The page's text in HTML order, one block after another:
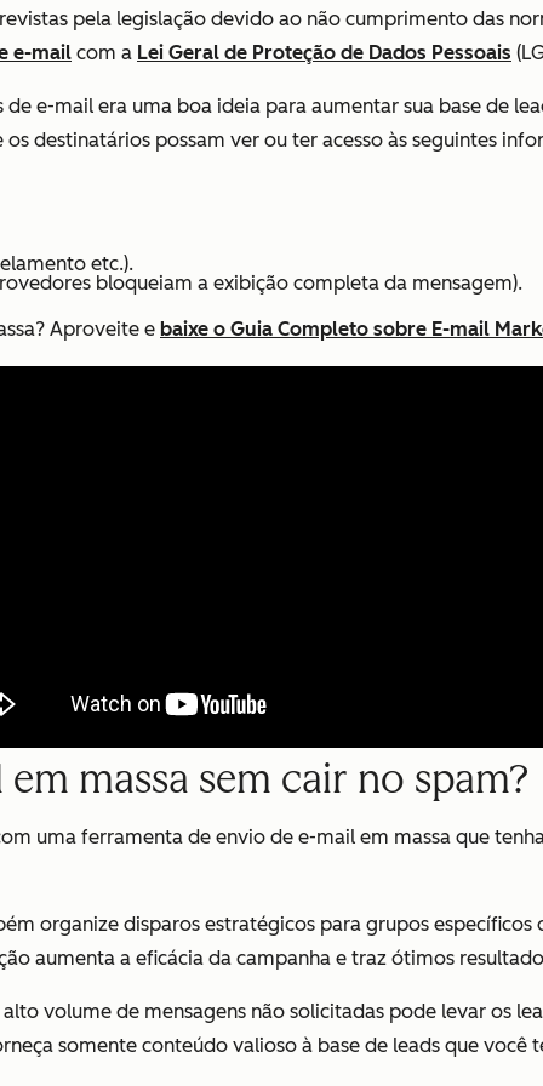
pela legislação devido ao não cumprimento das
e-mail com a Lei Geral de Proteção de Dados Pessoais
e-mail era uma boa ideia para aumentar sua base de
destinatários possam ver ou ter acesso às seguintes
etc.).
bloqueiam a exibição completa da mensagem).
Aproveite e baixe o Guia Completo sobre E-mail
massa sem cair no spam?
uma ferramenta de envio de e-mail em massa que
organize disparos estratégicos para grupos
aumenta a eficácia da campanha e traz ótimos
volume de mensagens não solicitadas pode levar os
somente conteúdo valioso à base de leads que você